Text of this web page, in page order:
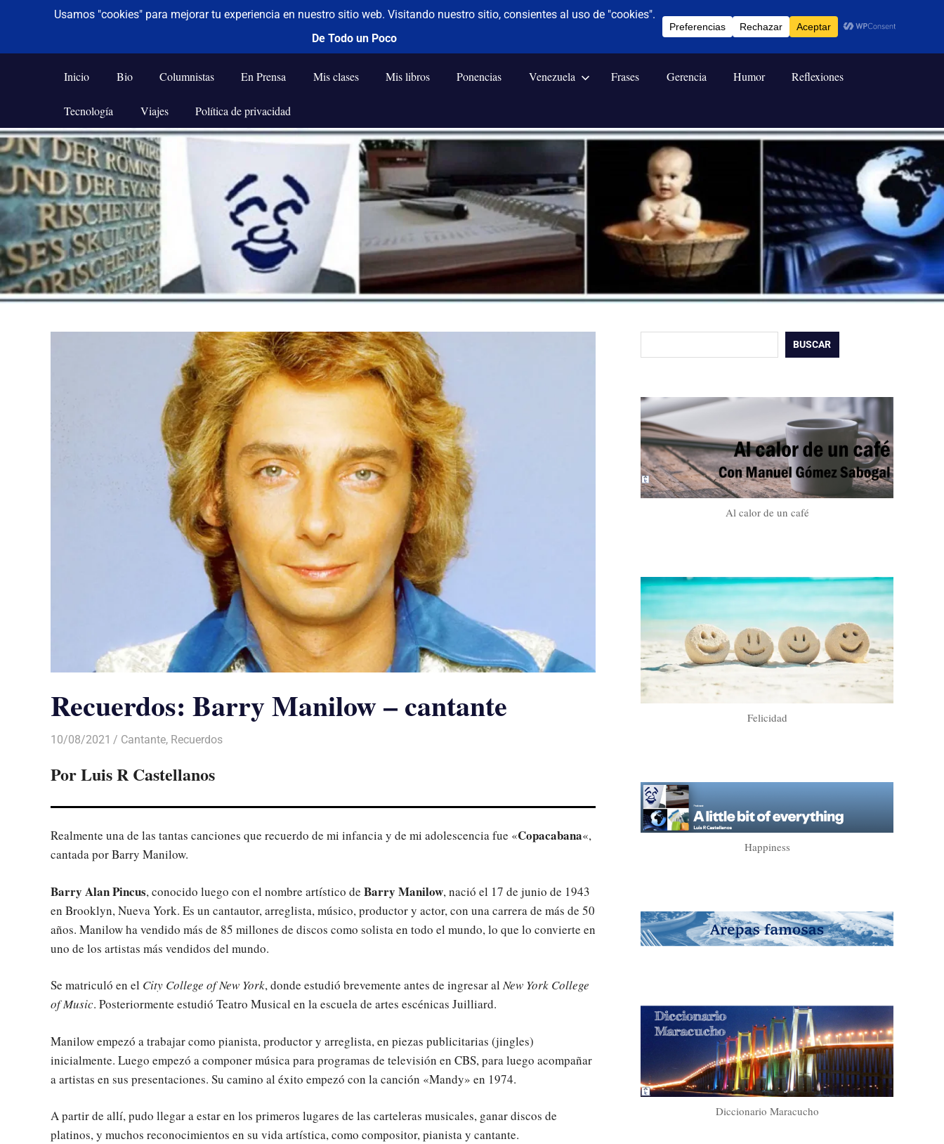
Saltar
al
contenido
De todo un poco
Frases,
Humor,
Tecnología
y
Viajes
Inicio Bio Columnistas En Prensa Mis clases Mis libros Ponencias Venezuela Frases Gerencia Humor Reflexiones
Tecnología Viajes Política de privacidad
Recuerdos: Barry Manilow – cantante
10/08/2021 De todo un Poco
Cantante, Recuerdos
Por Luis R Castellanos
Realmente una de las tantas canciones que recuerdo de mi infancia y de mi adolescencia fue «Copacabana«,
cantada por Barry Manilow.
Barry Alan Pincus, conocido luego con el nombre artístico de Barry Manilow, nació el 17 de junio de 1943
en Brooklyn, Nueva York. Es un cantautor, arreglista, músico, productor y actor, con una carrera de más de 50
años. Manilow ha vendido más de 85 millones de discos como solista en todo el mundo, lo que lo convierte en
uno de los artistas más vendidos del mundo.
Se matriculó en el City College of New York, donde estudió brevemente antes de ingresar al New York College
of Music. Posteriormente estudió Teatro Musical en la escuela de artes escénicas Juilliard.
Manilow empezó a trabajar como pianista, productor y arreglista, en piezas publicitarias (jingles)
inicialmente. Luego empezó a componer música para programas de televisión en CBS, para luego acompañar
a artistas en sus presentaciones. Su camino al éxito empezó con la canción «Mandy» en 1974.
A partir de allí, pudo llegar a estar en los primeros lugares de las carteleras musicales, ganar discos de
platinos, y muchos reconocimientos en su vida artística, como compositor, pianista y cantante.
BUSCAR
Al calor de un café
Felicidad
Happiness
Diccionario Maracucho